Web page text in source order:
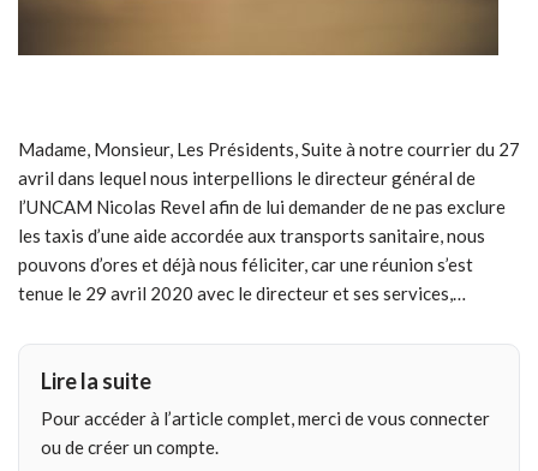
Madame, Monsieur, Les Présidents, Suite à notre courrier du 27
avril dans lequel nous interpellions le directeur général de
l’UNCAM Nicolas Revel afin de lui demander de ne pas exclure
les taxis d’une aide accordée aux transports sanitaire, nous
pouvons d’ores et déjà nous féliciter, car une réunion s’est
tenue le 29 avril 2020 avec le directeur et ses services,…
Lire la suite
Pour accéder à l’article complet, merci de vous connecter
ou de créer un compte.